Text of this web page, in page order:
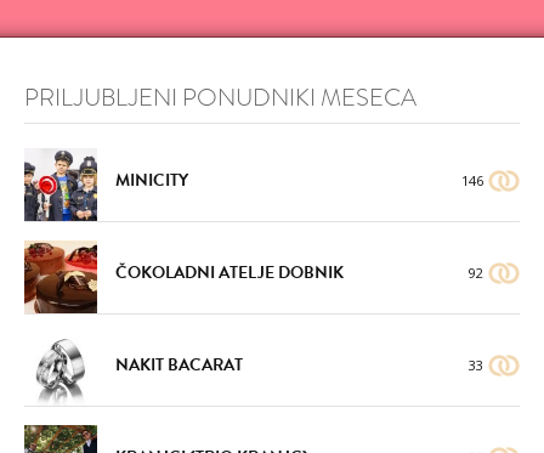
PRILJUBLJENI PONUDNIKI MESECA
MINICITY 146
ČOKOLADNI ATELJE DOBNIK 92
NAKIT BACARAT 33